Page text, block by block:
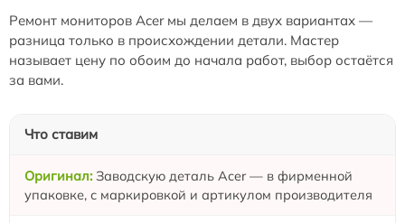
Ремонт мониторов Acer мы делаем в двух вариантах —
разница только в происхождении детали. Мастер
называет цену по обоим до начала работ, выбор остаётся
за вами.
Что ставим
Заводскую деталь Acer — в фирменной
упаковке, с маркировкой и артикулом производителя